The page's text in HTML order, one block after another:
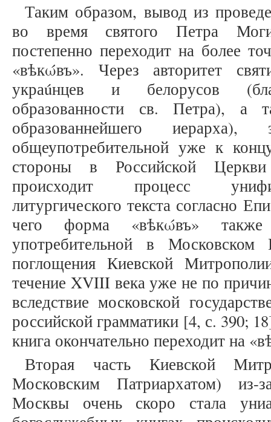
Таким образом, вывод из
во время святого Петра
постепенно переходит на более
«вѣкώвъ». Через авторитет
украúнцев и белорусов
образованности св. Петра), а
образованнейшего
общеупотребительной уже к
стороны в Российской
происходит процесс
литургического текста согласно
чего форма «вѣкώвъ» также
употребительной в Московском
поглощения Киевской
течение XVIII века уже не по
вследствие московской
российской грамматики [4, с. 390;
книга окончательно переходит на
Вторая часть Киевской
Московским Патриархатом) из-
Москвы очень скоро стала